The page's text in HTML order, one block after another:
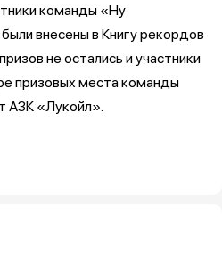
команды «Ну
внесены в Книгу рекордов
не остались и участники
призовых места команды
АЗК «Лукойл».